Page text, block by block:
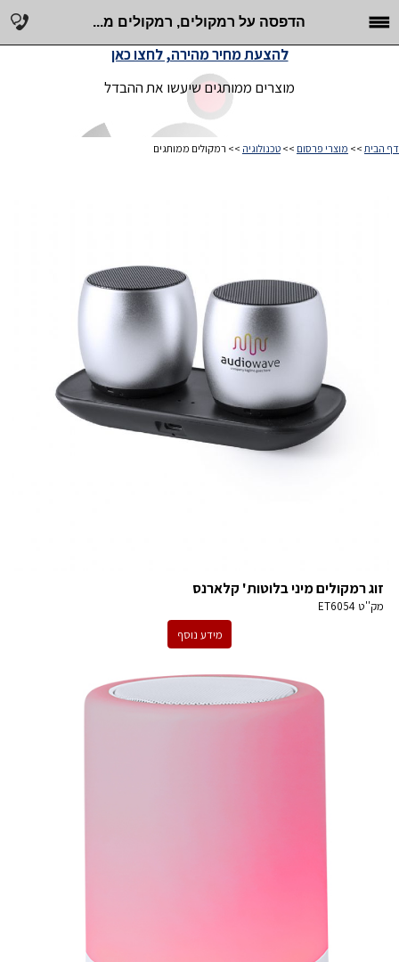
הדפסה על רמקולים, רמקולים מ...
מוצרים ממותגים שיעשו את ההבדל
להצעת מחיר מהירה, לחצו כאן
דף הבית >> מוצרי פרסום >> טכנולוגיה >> רמקולים ממותגים
זוג רמקולים מיני בלוטות' קלארנס
מק''טET6054
מידע נוסף